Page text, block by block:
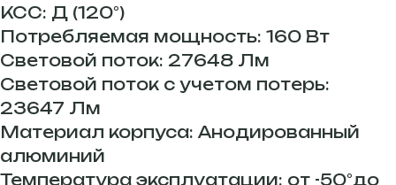
КСС: Д (120°)
Потребляемая мощность: 160 Вт
Световой поток: 27648 Лм
Световой поток с учетом потерь:
23647 Лм
Материал корпуса: Анодированный
алюминий
Температура эксплуатации: от -50°до